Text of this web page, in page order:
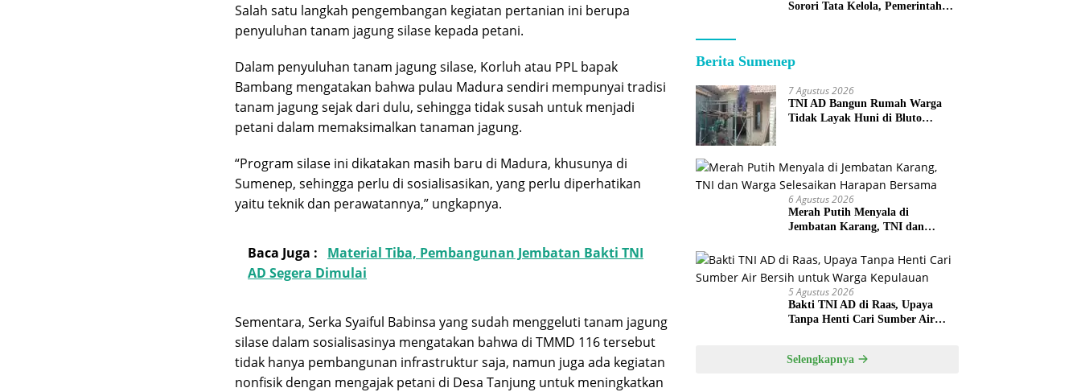
Salah satu langkah pengembangan kegiatan pertanian ini berupa
penyuluhan tanam jagung silase kepada petani.
Dalam penyuluhan tanam jagung silase, Korluh atau PPL bapak
Bambang mengatakan bahwa pulau Madura sendiri mempunyai tradisi
tanam jagung sejak dari dulu, sehingga tidak susah untuk menjadi
petani dalam memaksimalkan tanaman jagung.
“Program silase ini dikatakan masih baru di Madura, khusunya di
Sumenep, sehingga perlu di sosialisasikan, yang perlu diperhatikan
yaitu teknik dan perawatannya,” ungkapnya.
Baca Juga :
Material Tiba, Pembangunan Jembatan Bakti TNI
AD Segera Dimulai
Sementara, Serka Syaiful Babinsa yang sudah menggeluti tanam jagung
silase dalam sosialisasinya mengatakan bahwa di TMMD 116 tersebut
tidak hanya pembangunan infrastruktur saja, namun juga ada kegiatan
nonfisik dengan mengajak petani di Desa Tanjung untuk meningkatkan
Sorori Tata Kelola, Pemerintah
Berita Sumenep
7 Agustus 2026
TNI AD Bangun Rumah Warga
Tidak Layak Huni di Bluto
6 Agustus 2026
Merah Putih Menyala di
Jembatan Karang, TNI dan
Bersama
5 Agustus 2026
Bakti TNI AD di Raas, Upaya
Tanpa Henti Cari Sumber Air
Selengkapnya